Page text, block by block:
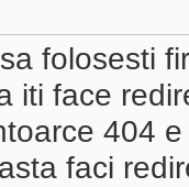
folosesti
iti face
404
faci